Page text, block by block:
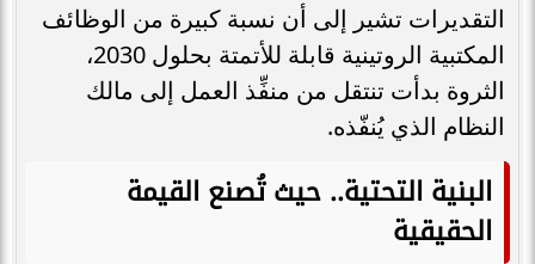
التقديرات تشير إلى أن نسبة كبيرة من الوظائف
المكتبية الروتينية قابلة للأتمتة بحلول 2030،
الثروة بدأت تنتقل من منفِّذ العمل إلى مالك
النظام الذي يُنفّذه.
البنية التحتية.. حيث تُصنع القيمة
الحقيقية